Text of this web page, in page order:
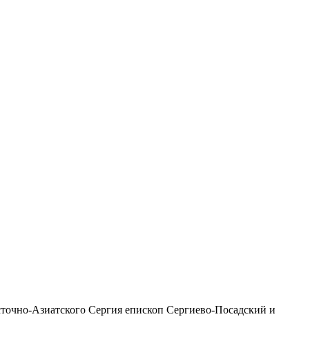
Азиатского Сергия епископ Сергиево-Посадский и